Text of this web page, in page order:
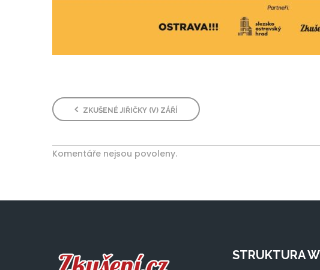
ZKUŠENÉ JIŘIČKY (V) ZÁŘÍ
Komentáře nejsou povoleny.
STRUKTURA